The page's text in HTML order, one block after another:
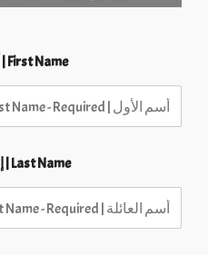
First Name | أسم الأول
Last Name | إسم العائلة